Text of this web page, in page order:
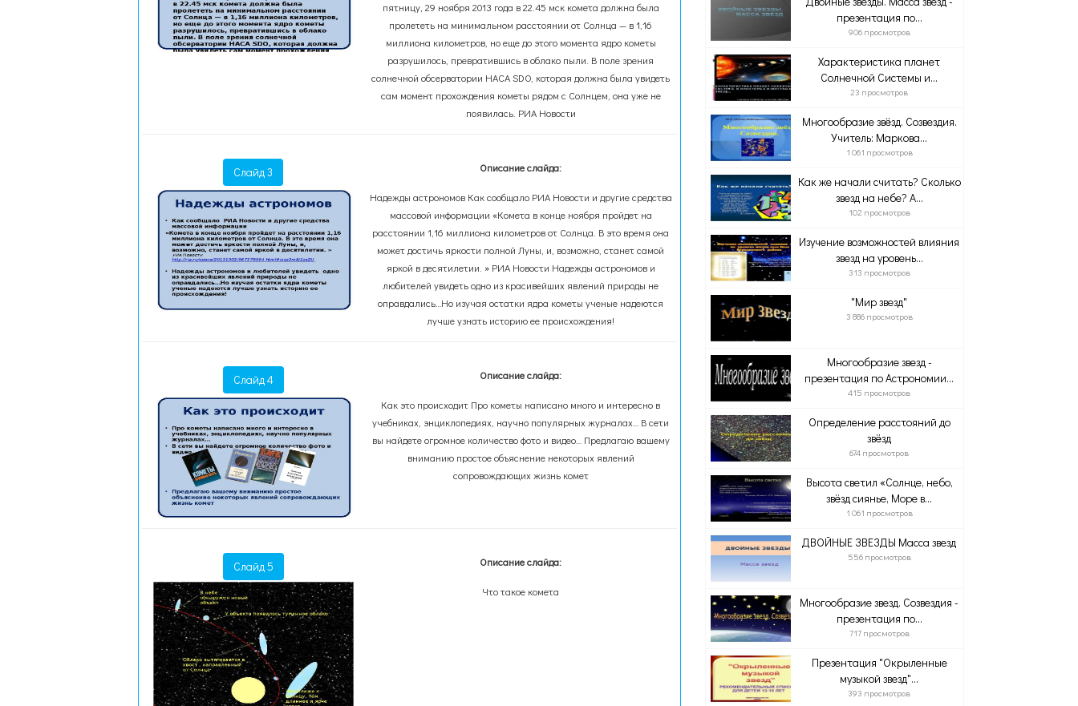
пятницу, 29 ноября 2013 года в 22.45 мск комета должна была
пролететь на минимальном расстоянии от Солнца — в 1,16
миллиона километров, но еще до этого момента ядро кометы
разрушилось, превратившись в облако пыли. В поле зрения
солнечной обсерватории НАСА SDO, которая должна была увидеть
сам момент прохождения кометы рядом с Солнцем, она уже не
появилась. РИА Новости
Слайд 3 Описание слайда:
Надежды астрономов Как сообщало РИА Новости и другие средства
массовой информации «Комета в конце ноября пройдет на
расстоянии 1,16 миллиона километров от Солнца. В это время она
может достичь яркости полной Луны, и, возможно, станет самой
яркой в десятилетии. » РИА Новости Надежды астрономов и
любителей увидеть одно из красивейших явлений природы не
оправдались…Но изучая остатки ядра кометы ученые надеются
лучше узнать историю ее происхождения!
Слайд 4 Описание слайда:
Как это происходит Про кометы написано много и интересно в
учебниках, энциклопедиях, научно популярных журналах… В сети
вы найдете огромное количество фото и видео… Предлагаю вашему
вниманию простое объяснение некоторых явлений
сопровождающих жизнь комет
Слайд 5 Описание слайда:
Что такое комета
презентация по...
906 просмотров
Характеристика планет
Солнечной Системы и...
23 просмотров
Многообразие звёзд. Созвездия.
Учитель: Маркова...
1 061 просмотров
Как же начали считать? Сколько
звезд на небе? А...
102 просмотров
Изучение возможностей влияния
звезд на уровень...
313 просмотров
"Мир звезд"
3 886 просмотров
Многообразие звезд -
презентация по Астрономии...
415 просмотров
Определение расстояний до
звёзд
674 просмотров
Высота светил «Солнце, небо,
звёзд сиянье, Море в...
1 061 просмотров
ДВОЙНЫЕ ЗВЕЗДЫ Масса звезд
556 просмотров
Многообразие звезд. Созвездия -
презентация по...
717 просмотров
Презентация "Окрыленные
музыкой звезд"...
393 просмотров